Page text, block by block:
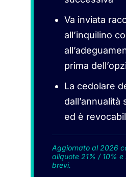
Va inviata
all’inquilino
prima
La cedolare
dall’annualità
ed è
Aggiornato al 2026
aliquote 21% / 10%
brevi.